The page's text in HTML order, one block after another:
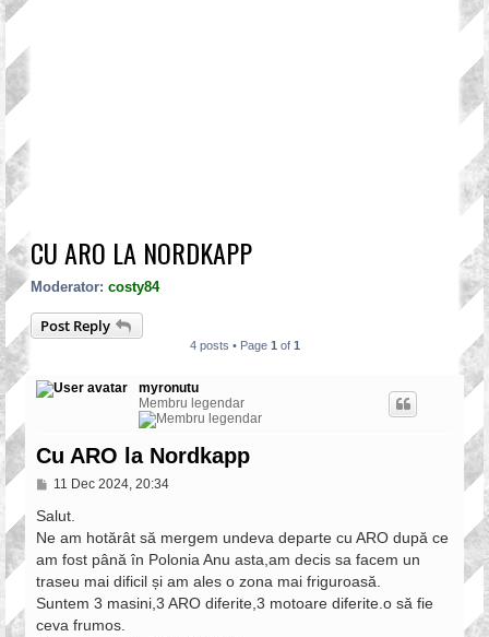
CU ARO LA NORDKAPP
Moderator: costy84
Post Reply
4 posts • Page 1 of 1
myronutu
Membru legendar
Cu ARO la Nordkapp
P
s
11 Dec 2024, 20:34
Salut.
Ne am hotărât să mergem undeva departe cu ARO după ce
am fost până în Polonia Anu asta,am decis sa facem un
traseu mai dificil și am ales o zona mai friguroasă.
Suntem 3 masini,3 ARO diferite,3 motoare diferite.o să fie
ceva frumos.